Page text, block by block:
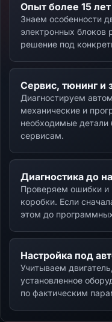
Опыт более 15 лет
Знаем особенности
электронных блоков
решение под
Сервис, тюнинг и
Диагностируем
механические и
необходимые детали
сервисам.
Диагностика до
Проверяем ошибки и
коробки. Если
этом до
Настройка под
Учитываем
установленное
по фактическим